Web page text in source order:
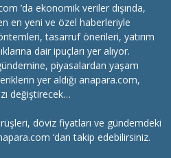
’da ekonomik veriler dışında,
en yeni ve özel haberleriyle
tasarruf önerileri, yatırım
dair ipuçları yer alıyor.
piyasalardan yaşam
yer aldığı anapara.com,
değiştirecek…
döviz fiyatları ve gündemdeki
‘dan takip edebilirsiniz.